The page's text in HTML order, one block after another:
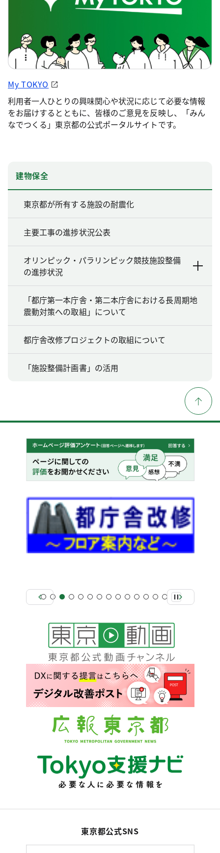
My TOKYO
利用者一人ひとりの興味関心や状況に応じて必要な情報
をお届けするとともに、皆様のご意見を反映し、「みん
なでつくる」東京都の公式ポータルサイトです。
建物保全
東京都が所有する施設の耐震化
主要工事の進捗状況公表
オリンピック・パラリンピック競技施設整備
の進捗状況
「都庁第一本庁舎・第二本庁舎における長周期地
震動対策への取組」について
都庁舎改修プロジェクトの取組について
「施設整備計画書」の活用
東京都公式SNS